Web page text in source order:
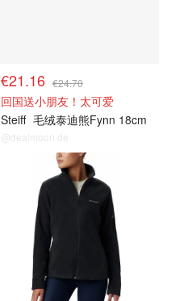
€21.16 €24.70
回国送小朋友！太可爱
Steiff 毛绒泰迪熊Fynn 18cm
@dealmoon.de